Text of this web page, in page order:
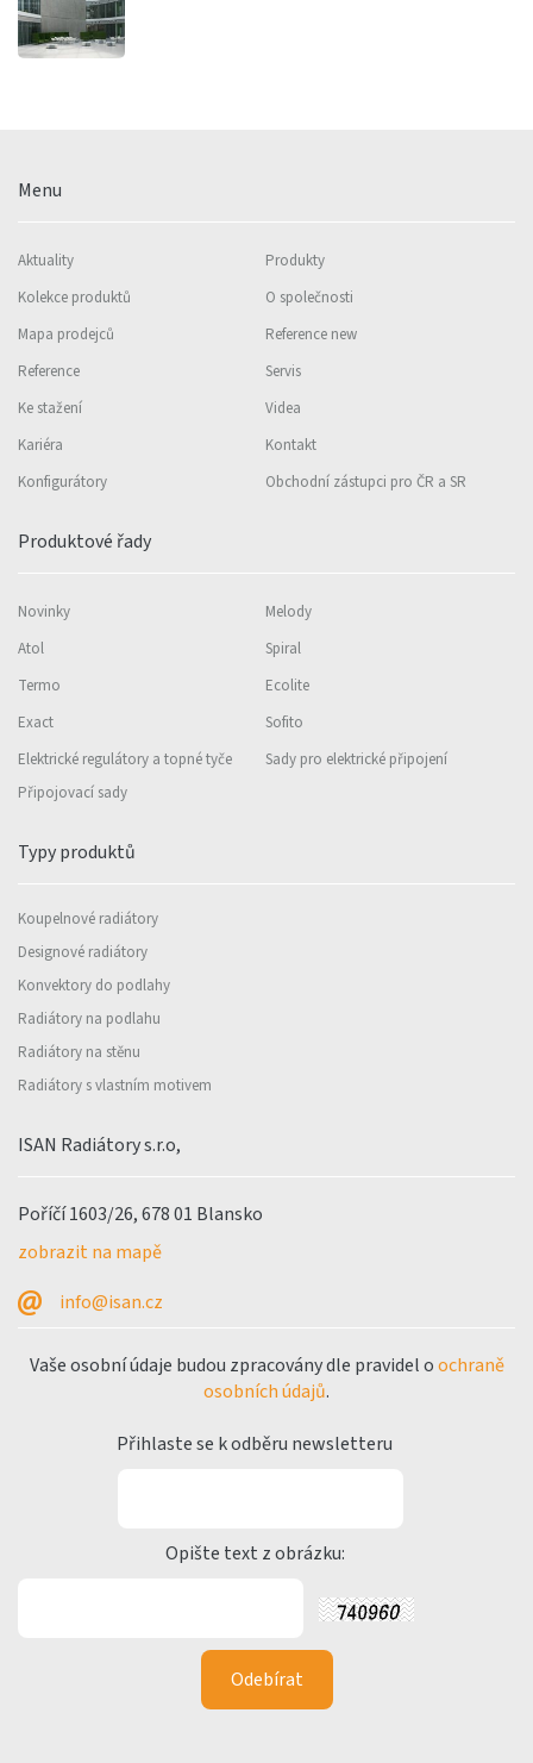
Menu
Aktuality
Produkty
Kolekce produktů
O společnosti
Mapa prodejců
Reference new
Reference
Servis
Ke stažení
Videa
Kariéra
Kontakt
Konfigurátory
Obchodní zástupci pro ČR a SR
Produktové řady
Novinky
Melody
Atol
Spiral
Termo
Ecolite
Exact
Sofito
Elektrické regulátory a topné tyče
Sady pro elektrické připojení
Připojovací sady
Typy produktů
Koupelnové radiátory
Designové radiátory
Konvektory do podlahy
Radiátory na podlahu
Radiátory na stěnu
Radiátory s vlastním motivem
ISAN Radiátory s.r.o,
Poříčí 1603/26, 678 01 Blansko
zobrazit na mapě
info@isan.cz
Vaše osobní údaje budou zpracovány dle pravidel oochraně
osobních údajů.
Přihlaste se k odběru newsletteru
Opište text z obrázku: